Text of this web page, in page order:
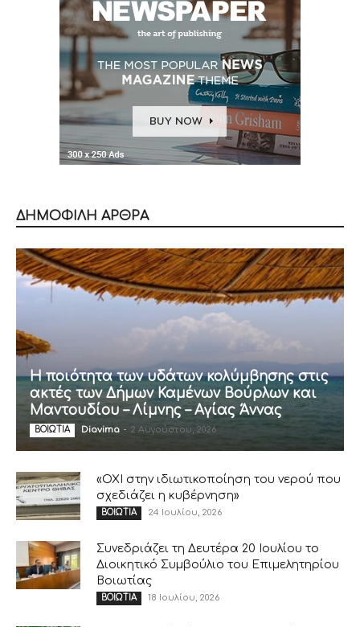
ΔΗΜΟΦΙΛΗ ΑΡΘΡΑ
Η ποιότητα των υδάτων κολύμβησης στις
ακτές των Δήμων Καμένων Βούρλων και
Μαντουδίου – Λίμνης – Αγίας Άννας
ΒΟΙΩΤΙΑ Diavima - 2 Αυγούστου, 2026
«ΟΧΙ στην ιδιωτικοποίηση του νερού που
σχεδιάζει η κυβέρνηση»
ΒΟΙΩΤΙΑ 24 Ιουλίου, 2026
Συνεδριάζει τη Δευτέρα 20 Ιουλίου το
Διοικητικό Συμβούλιο του Επιμελητηρίου
Βοιωτίας
ΒΟΙΩΤΙΑ 18 Ιουλίου, 2026